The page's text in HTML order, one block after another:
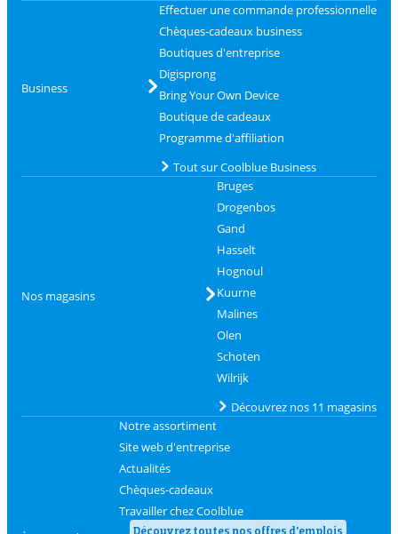
Business
Effectuer une commande professionnelle
Chèques-cadeaux business
Boutiques d'entreprise
Digisprong
Bring Your Own Device
Boutique de cadeaux
Programme d'affiliation
Tout sur Coolblue Business
Nos magasins
Bruges
Drogenbos
Gand
Hasselt
Hognoul
Kuurne
Malines
Olen
Schoten
Wilrijk
Découvrez nos 11 magasins
Notre assortiment
Site web d'entreprise
Actualités
Chèques-cadeaux
Travailler chez Coolblue
Découvrez toutes nos offres d'emplois